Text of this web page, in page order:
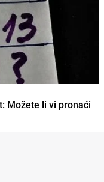
Možete li vi pronaći